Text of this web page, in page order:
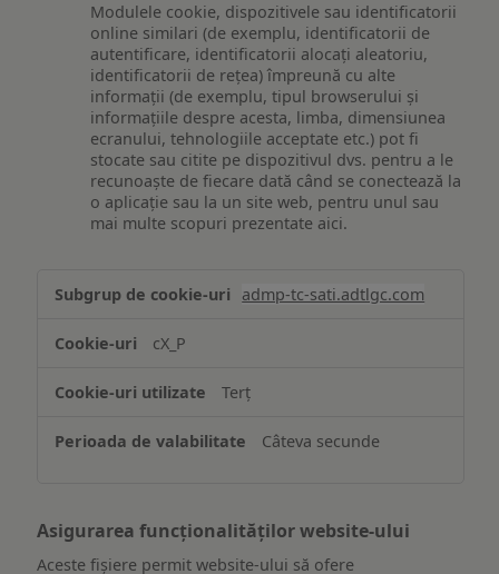
Modulele cookie, dispozitivele sau identificatorii
online similari (de exemplu, identificatorii de
autentificare, identificatorii alocați aleatoriu,
identificatorii de rețea) împreună cu alte
informații (de exemplu, tipul browserului și
informațiile despre acesta, limba, dimensiunea
ecranului, tehnologiile acceptate etc.) pot fi
stocate sau citite pe dispozitivul dvs. pentru a le
recunoaște de fiecare dată când se conectează la
o aplicație sau la un site web, pentru unul sau
mai multe scopuri prezentate aici.
Stocarea
și/sau
accesarea
informațiilor
pe
dispozitiv
admp-tc-sati.adtlgc.com
cX_P
Terț
Câteva secunde
Asigurarea funcționalităților website-ului
Aceste fișiere permit website-ului să ofere